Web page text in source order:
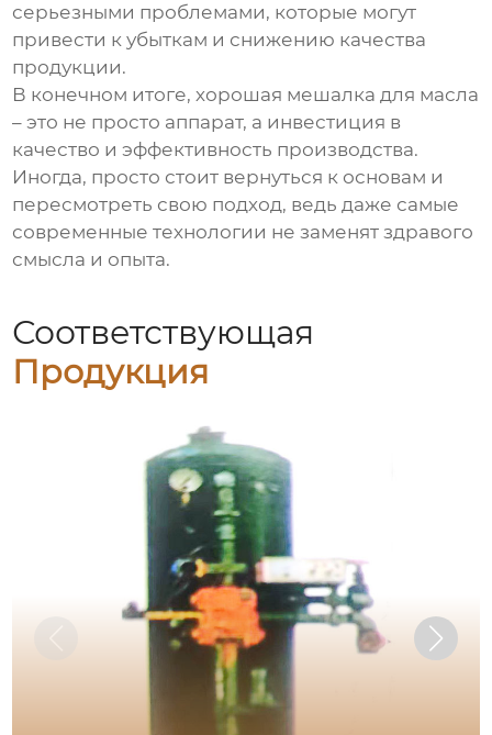
серьезными проблемами, которые могут
привести к убыткам и снижению качества
продукции.
В конечном итоге, хорошая мешалка для масла
– это не просто аппарат, а инвестиция в
качество и эффективность производства.
Иногда, просто стоит вернуться к основам и
пересмотреть свою подход, ведь даже самые
современные технологии не заменят здравого
смысла и опыта.
Соответствующая
Продукция